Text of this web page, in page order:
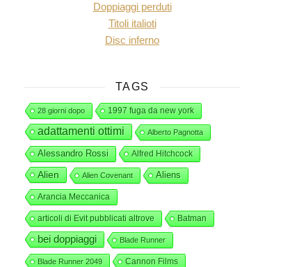
Doppiaggi perduti
Titoli italioti
Disc inferno
TAGS
28 giorni dopo 1997 fuga da new york
adattamenti ottimi Alberto Pagnotta
Alessandro Rossi Alfred Hitchcock
Alien Alien Covenant Aliens
Arancia Meccanica
articoli di Evit pubblicati altrove Batman
bei doppiaggi Blade Runner
Blade Runner 2049 Cannon Films